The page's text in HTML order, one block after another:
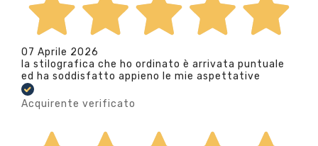
07 Aprile 2026
la stilografica che ho ordinato è arrivata puntuale
ed ha soddisfatto appieno le mie aspettative
Acquirente verificato